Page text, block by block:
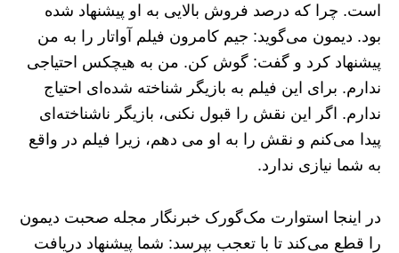
است. چرا که درصد فروش بالایی به او پیشنهاد شده
بود. دیمون می‌گوید: جیم کامرون فیلم آواتار را به من
پیشنهاد کرد و گفت: گوش کن. من به هیچکس احتیاجی
ندارم. برای این فیلم به بازیگر شناخته‌ شده‌ای احتیاج
ندارم. اگر این نقش را قبول نکنی، بازیگر ناشناخته‌ای
پیدا می‌کنم و نقش را به او می‌ دهم، زیرا فیلم در واقع
به شما نیازی ندارد.
در اینجا استوارت مک‌گورک خبرنگار مجله صحبت دیمون
را قطع می‌کند تا با تعجب بپرسد: شما پیشنهاد دریافت